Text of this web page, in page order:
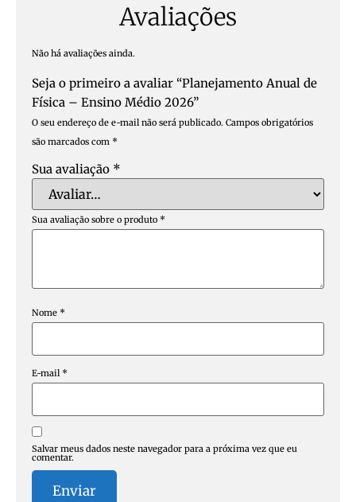
Avaliações
Não há avaliações ainda.
Seja o primeiro a avaliar “Planejamento Anual de
Física – Ensino Médio 2026”
O seu endereço de e-mail não será publicado. Campos obrigatórios
são marcados com *
Sua avaliação *
Sua avaliação sobre o produto *
Nome *
E-mail *
Salvar meus dados neste navegador para a próxima vez que eu
comentar.